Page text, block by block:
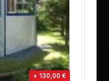
+ 130,00 €